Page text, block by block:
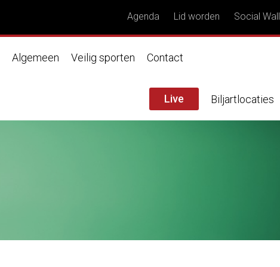
Agenda Lid worden Social Wall
Algemeen Veilig sporten Contact
Live Biljartlocaties